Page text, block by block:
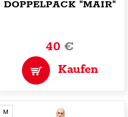
DOPPELPACK "MAIR"
40€
Kaufen
M